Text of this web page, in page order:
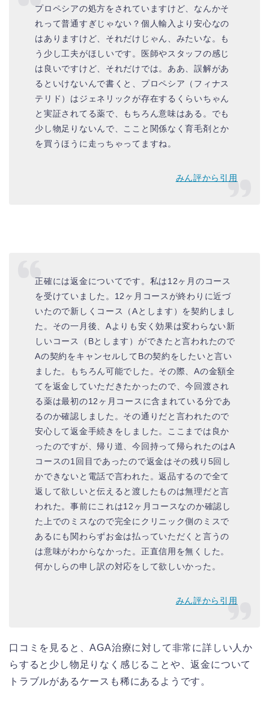
プロペシアの処方をされていますけど、なんかそ
れって普通すぎじゃない？個人輸入より安心なの
はありますけど、それだけじゃん、みたいな。も
う少し工夫がほしいです。医師やスタッフの感じ
は良いですけど、それだけでは。ああ、誤解があ
るといけないんで書くと、プロペシア（フィナス
テリド）はジェネリックが存在するくらいちゃん
と実証されてる薬で、もちろん意味はある。でも
少し物足りないんで、ここと関係なく育毛剤とか
を買うほうに走っちゃってますね。
みん評から引用
正確には返金についてです。私は12ヶ月のコース
を受けていました。12ヶ月コースが終わりに近づ
いたので新しくコース（Aとします）を契約しまし
た。その一月後、Aよりも安く効果は変わらない新
しいコース（Bとします）ができたと言われたので
Aの契約をキャンセルしてBの契約をしたいと言い
ました。もちろん可能でした。その際、Aの金額全
てを返金していただきたかったので、今回渡され
る薬は最初の12ヶ月コースに含まれている分であ
るのか確認しました。その通りだと言われたので
安心して返金手続きをしました。ここまでは良か
ったのですが、帰り道、今回持って帰られたのはA
コースの1回目であったので返金はその残り5回し
かできないと電話で言われた。返品するので全て
返して欲しいと伝えると渡したものは無理だと言
われた。事前にこれは12ヶ月コースなのか確認し
た上でのミスなので完全にクリニック側のミスで
あるにも関わらずお金は払っていただくと言うの
は意味がわからなかった。正直信用を無くした。
何かしらの申し訳の対応をして欲しいかった。
みん評から引用
口コミを見ると、AGA治療に対して非常に詳しい人か
らすると少し物足りなく感じることや、返金について
トラブルがあるケースも稀にあるようです。